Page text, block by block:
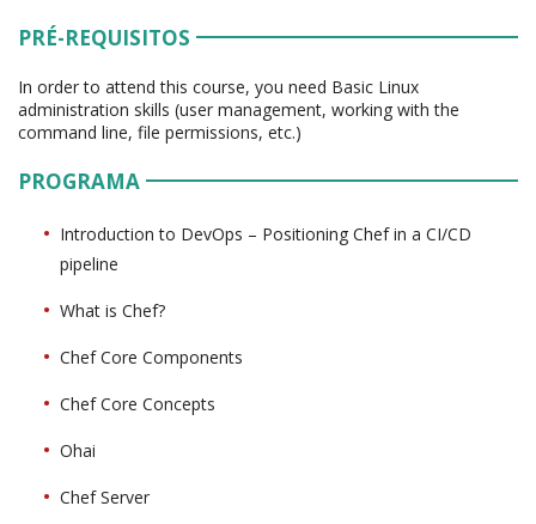
PRÉ-REQUISITOS
In order to attend this course, you need Basic Linux
administration skills (user management, working with the
command line, file permissions, etc.)
PROGRAMA
Introduction to DevOps – Positioning Chef in a CI/CD
pipeline
What is Chef?
Chef Core Components
Chef Core Concepts
Ohai
Chef Server